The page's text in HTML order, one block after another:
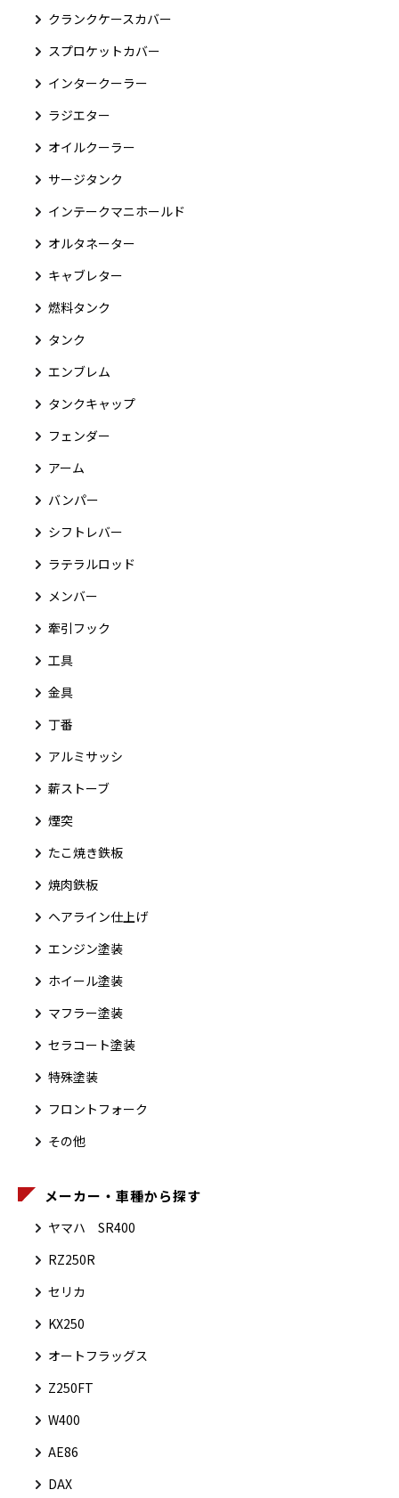
クランクケースカバー
スプロケットカバー
インタークーラー
ラジエター
オイルクーラー
サージタンク
インテークマニホールド
オルタネーター
キャブレター
燃料タンク
タンク
エンブレム
タンクキャップ
フェンダー
アーム
バンパー
シフトレバー
ラテラルロッド
メンバー
牽引フック
工具
金具
丁番
アルミサッシ
薪ストーブ
煙突
たこ焼き鉄板
焼肉鉄板
ヘアライン仕上げ
エンジン塗装
ホイール塗装
マフラー塗装
セラコート塗装
特殊塗装
フロントフォーク
その他
メーカー・車種から探す
ヤマハ SR400
RZ250R
セリカ
KX250
オートフラッグス
Z250FT
W400
AE86
DAX